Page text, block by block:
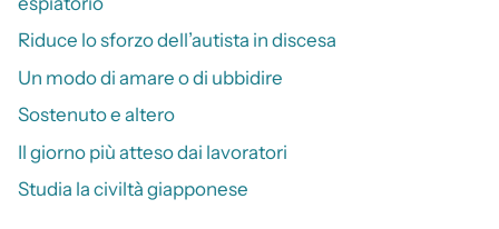
Riduce lo sforzo dell’autista in discesa
Un modo di amare o di ubbidire
Sostenuto e altero
Il giorno più atteso dai lavoratori
Studia la civiltà giapponese